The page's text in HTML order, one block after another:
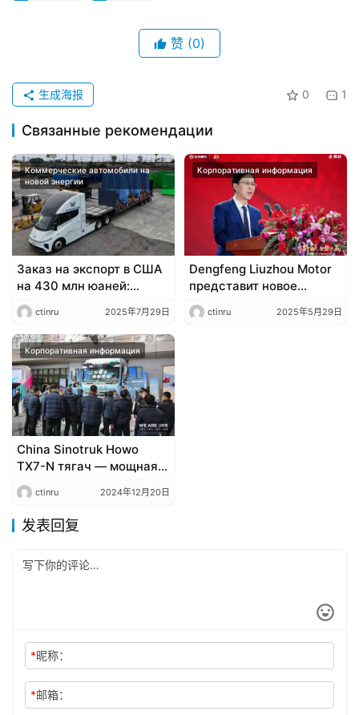
о
л
ь
赞 (0)
0 1
生成海报
Связанные рекомендации
Коммерческие автомобили на
новой энергии
​​Заказ на экспорт в США
на 430 млн юаней:
Windrose получает заказ
на электрогрузовики от
американского
логистического клиента
Nevoya, поставки
начнутся в конце 2025
года​​
ctinru 2025年7月29日
Корпоративная информация
​​Dengfeng Liuzhou Motor
представит новое
поколение тяжёлых
электрогрузовиков
ctinru 2025年5月29日
Корпоративная информация
China Sinotruk Howo
TX7-N тягач — мощная
сила, снова на высоте,
“Три лучших” тяжёлых
грузовика заслуженно
получили свою
ctinru 2024年12月20日
发表回复
*昵称：
*邮箱：